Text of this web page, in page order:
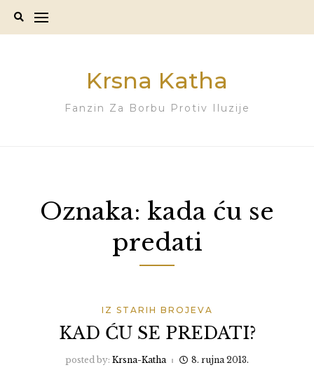
Krsna Katha
Fanzin Za Borbu Protiv Iluzije
Oznaka: kada ću se
predati
IZ STARIH BROJEVA
KAD ĆU SE PREDATI?
posted by: Krsna-Katha 8. rujna 2013.